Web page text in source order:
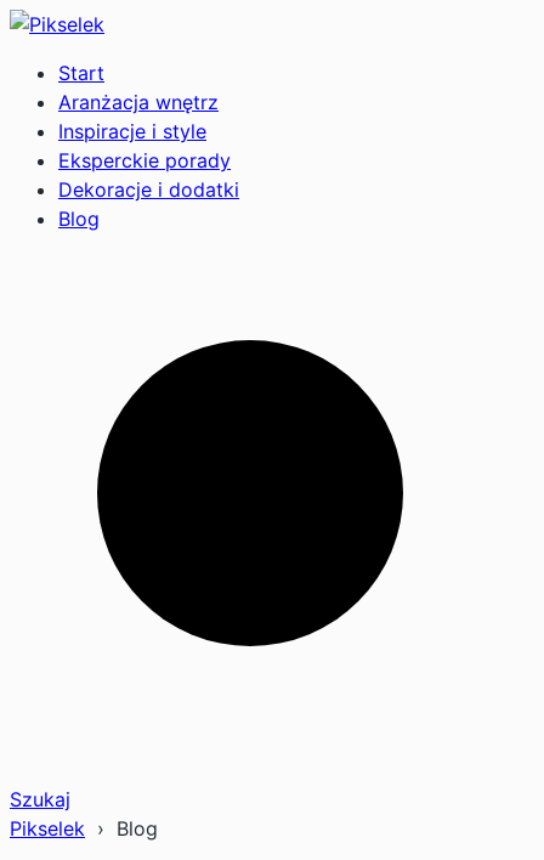
Start
Aranżacja wnętrz
Inspiracje i style
Eksperckie porady
Dekoracje i dodatki
Blog
Szukaj
Pikselek › Blog